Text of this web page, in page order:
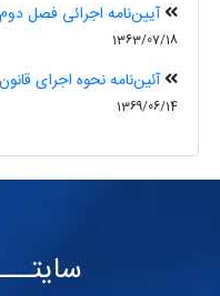
آیین‌نامه اجرائی فصل دوم
1363/07/18
آئین‌نامه نحوه اجرای
1369/06/14